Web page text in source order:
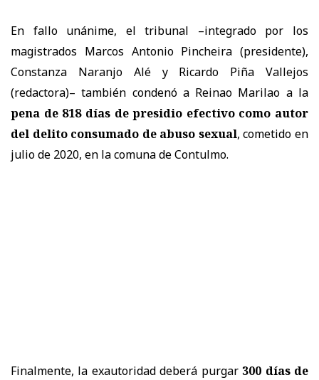
En fallo unánime, el tribunal –integrado por los
magistrados Marcos Antonio Pincheira (presidente),
Constanza Naranjo Alé y Ricardo Piña Vallejos
(redactora)– también condenó a Reinao Marilao a la
pena de 818 días de presidio efectivo como autor
del delito consumado de abuso sexual, cometido en
julio de 2020, en la comuna de Contulmo.
Finalmente, la exautoridad deberá purgar 300 días de